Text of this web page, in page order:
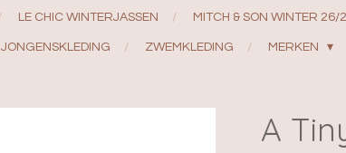
LE CHIC WINTERJASSEN MITCH & SON WINTER 26/
JONGENSKLEDING ZWEMKLEDING MERKEN
A